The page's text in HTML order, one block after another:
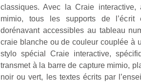
classiques. Avec la Craie
mimio, tous les supports de
dorénavant accessibles au tableau
craie blanche ou de couleur couplée à
stylo spécial Craie interactive,
transmet à la barre de capture mimio,
noir ou vert, les textes écrits par